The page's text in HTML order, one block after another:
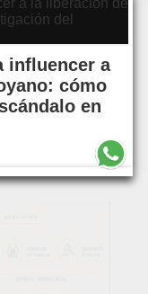
influencer a
cómo
en